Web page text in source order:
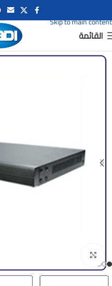
Skip to main content
القائمة